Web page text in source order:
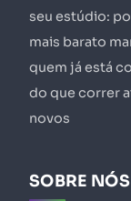
seu estúdio:
mais barato
quem já está
do que correr
novos
SOBRE NÓS